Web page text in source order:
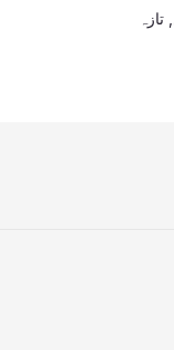
تازہ